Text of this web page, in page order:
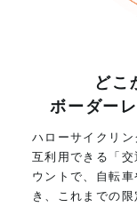
どこ
ボーダー
ハローサイクリ
互利用できる「
ウントで、自転
き、これまでの